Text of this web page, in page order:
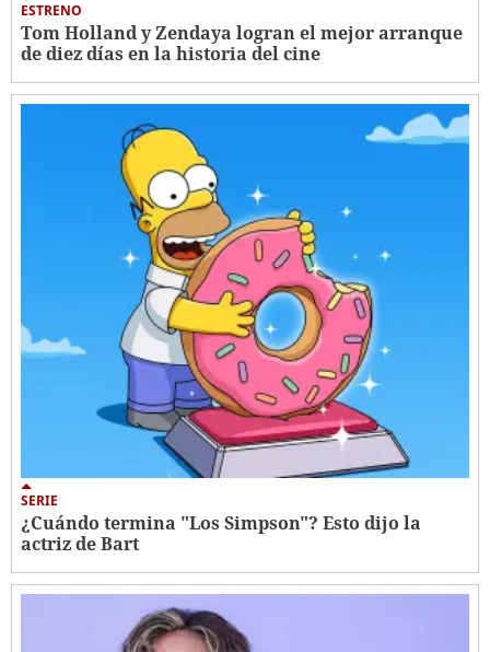
ESTRENO
Tom Holland y Zendaya logran el mejor arranque
de diez días en la historia del cine
SERIE
¿Cuándo termina "Los Simpson"? Esto dijo la
actriz de Bart